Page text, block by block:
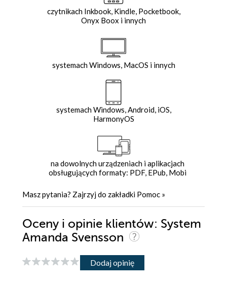
czytnikach Inkbook, Kindle, Pocketbook,
Onyx Boox i innych
systemach Windows, MacOS i innych
systemach Windows, Android, iOS,
HarmonyOS
na dowolnych urządzeniach i aplikacjach
obsługujących formaty: PDF, EPub, Mobi
Masz pytania? Zajrzyj do zakładki Pomoc »
Oceny i opinie klientów: System
Amanda Svensson
Dodaj opinię